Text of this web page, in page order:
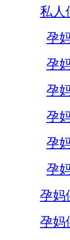
私人
孕
孕
孕
孕
孕
孕
孕妈
孕妈